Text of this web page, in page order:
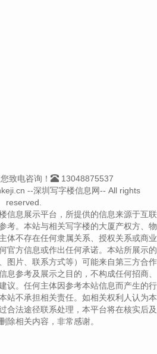
致电咨询！
13048875537
--深圳写字楼信息网-- All rights
reserved.
信息展示平台，所提供的信息来源于互联
考。本站与相关写字楼的大厦产权方、物
体不存在任何隶属关系、授权关系或商业
官方信息或作出任何承诺。本站所展示的
图片、联系方式等）可能来自第三方合作
息参考及展示之目的，不构成任何招商、
议。任何主体因参考本站信息而产生的行
站不承担相关责任。如相关权利人认为本
合法途径联系处理，本平台将在核实后及
除相关内容，非常感谢。